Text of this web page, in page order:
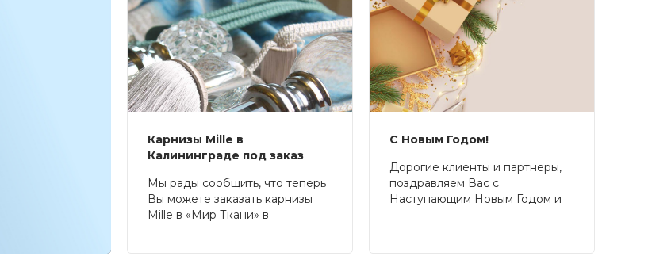
Карнизы Mille в
Калининграде под заказ
Мы рады сообщить, что теперь
Вы можете заказать карнизы
Mille в «Мир Ткани» в
С Новым Годом!
Дорогие клиенты и партнеры,
поздравляем Вас с
Наступающим Новым Годом и